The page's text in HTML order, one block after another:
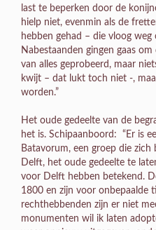
last te beperken door de
hielp niet, evenmin als de
hebben gehad – die vloog
Nabestaanden gingen gaas
van alles geprobeerd, maar
kwijt – dat lukt toch niet -,
worden.”
Het oude gedeelte van de
het is. Schipaanboord: “Er is
Batavorum, een groep die
Delft, het oude gedeelte te
voor Delft hebben betekend.
1800 en zijn voor onbepaalde
rechthebbenden zijn er niet
monumenten wil ik laten